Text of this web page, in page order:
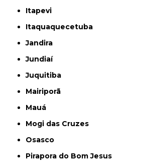
Itapevi
Itaquaquecetuba
Jandira
Jundiaí
Juquitiba
Mairiporã
Mauá
Mogi das Cruzes
Osasco
Pirapora do Bom Jesus